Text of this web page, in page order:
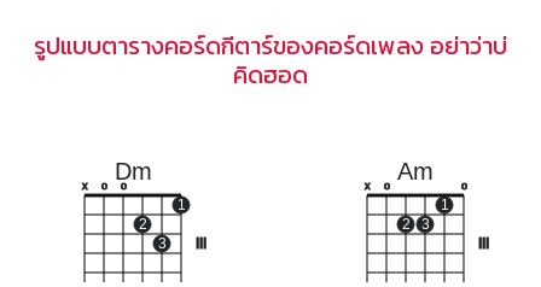
รูปแบบตารางคอร์ดกีตาร์ของคอร์ดเพลง อย่าว่าบ่
คิดฮอด
Dm
x o o
2
3
1
Am
x o
2 3
1
o